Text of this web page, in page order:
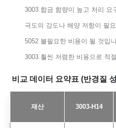
3003 합금 함량이 높고 처리 요
극도의 강도나 해양 저항이 필
5052 불필요한 비용이 될 것입
3003 훨씬 저렴한 비용으로 적
비교 데이터 요약표 (반경질
재산 3003-H14